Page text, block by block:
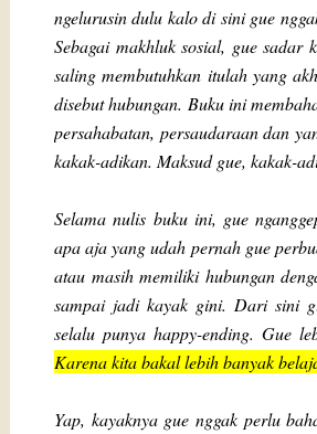
ngelurusin dulu kalo di sini gue
Sebagai makhluk sosial, gue sadar
saling membutuhkan itulah yang
disebut hubungan. Buku ini
persahabatan, persaudaraan dan
kakak-adikan. Maksud gue, kakak-
Selama nulis buku ini, gue
apa aja yang udah pernah gue
atau masih memiliki hubungan
sampai jadi kayak gini. Dari sini
selalu punya happy-ending. Gue
Karena kita bakal lebih banyak
Yap, kayaknya gue nggak perlu